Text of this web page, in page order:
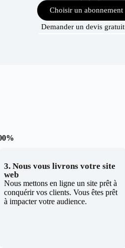
Choisir un abonnement
Demander un devis gratuit
3. Nous vous livrons votre site
web
Nous mettons en ligne un site prêt à
conquérir vos clients. Vous êtes prêt
à impacter votre audience.